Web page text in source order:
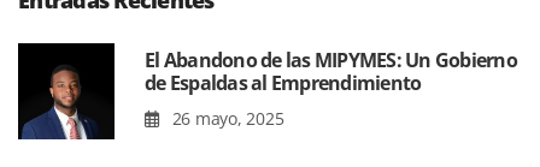
El Abandono de las MIPYMES: Un Gobierno
de Espaldas al Emprendimiento
26 mayo, 2025